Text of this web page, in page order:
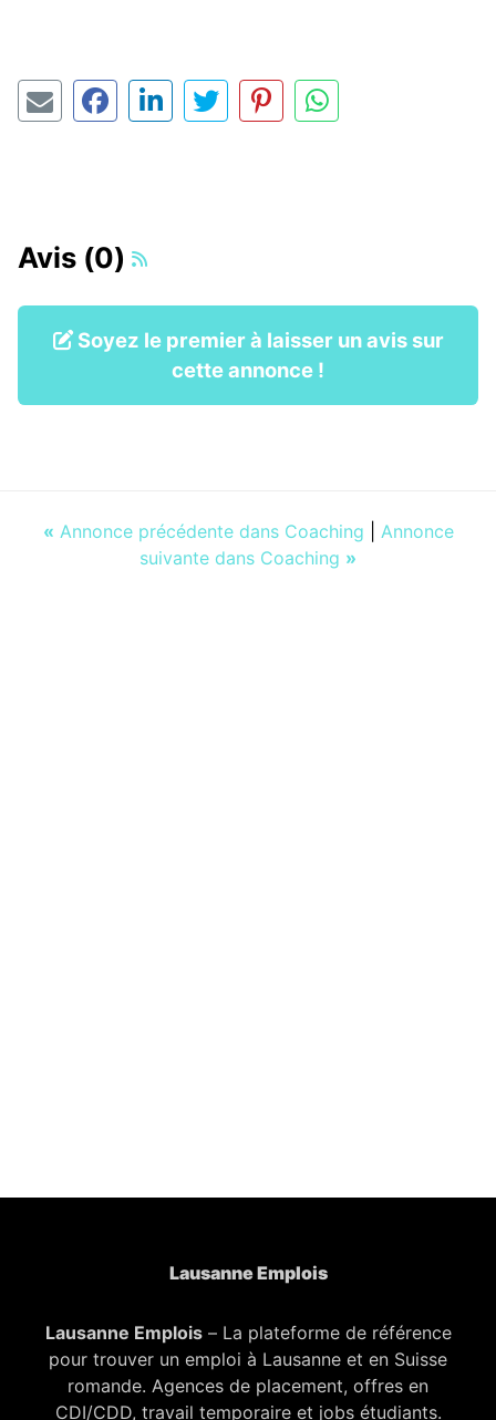
Avis (0)
Soyez le premier à laisser un avis sur
cette annonce !
« Annonce précédente dans Coaching
Annonce
suivante dans Coaching »
Lausanne Emplois
Lausanne Emplois– La plateforme de référence
pour trouver un emploi à Lausanne et en Suisse
romande. Agences de placement, offres en
CDI/CDD, travail temporaire et jobs étudiants.